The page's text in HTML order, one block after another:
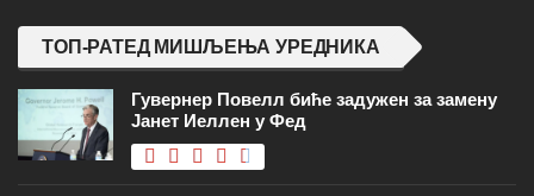
ТОП-РАТЕД МИШЉЕЊА УРЕДНИКА
Гувернер Повелл биће задужен за замену
Јанет Иеллен у Фед